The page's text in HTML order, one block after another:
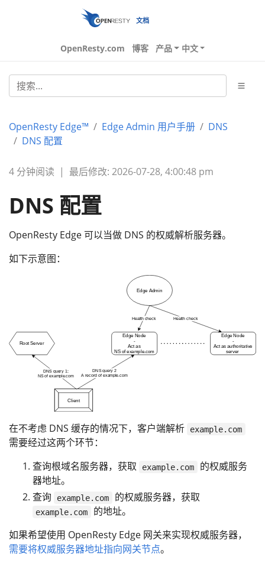
文档
OpenResty.com 博客 产品 中文
OpenResty Edge™ Edge Admin 用户手册
DNS
DNS 配置
4 分钟阅读 | 最后修改: 2026-07-28, 4:00:48 pm
DNS 配置
OpenResty Edge 可以当做 DNS 的权威解析服务器。
如下示意图：
在不考虑 DNS 缓存的情况下，客户端解析 example.com
需要经过这两个环节：
查询根域名服务器，获取
example.com
的权威服务
器地址。
查询
example.com 的权威服务器，获取
example.com
的地址。
如果希望使用 OpenResty Edge 网关来实现权威服务器，
需要将权威服务器地址指向网关节点。